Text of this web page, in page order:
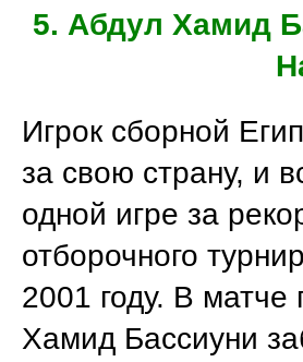
5. Абдул Хамид
Игрок сборной
за свою страну, и
одной игре за
отборочного
2001 году. В
Хамид Бассиуни